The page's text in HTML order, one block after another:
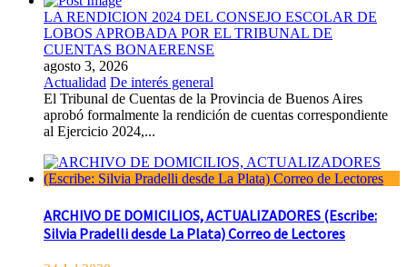
LA RENDICION 2024 DEL CONSEJO ESCOLAR DE
LOBOS APROBADA POR EL TRIBUNAL DE
CUENTAS BONAERENSE
agosto 3, 2026
Actualidad De interés general
El Tribunal de Cuentas de la Provincia de Buenos Aires
aprobó formalmente la rendición de cuentas correspondiente
al Ejercicio 2024,...
ARCHIVO DE DOMICILIOS, ACTUALIZADORES (Escribe:
Silvia Pradelli desde La Plata) Correo de Lectores